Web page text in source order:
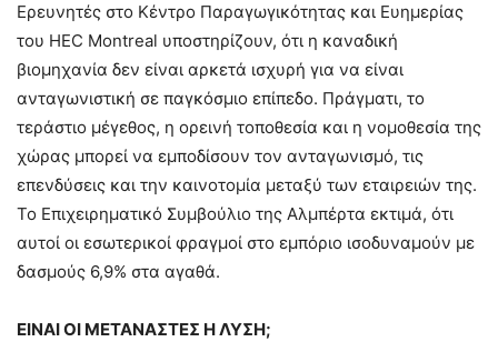
Ερευνητές στο Κέντρο Παραγωγικότητας και Ευημερίας
του HEC Montreal υποστηρίζουν, ότι η καναδική
βιομηχανία δεν είναι αρκετά ισχυρή για να είναι
ανταγωνιστική σε παγκόσμιο επίπεδο. Πράγματι, το
τεράστιο μέγεθος, η ορεινή τοποθεσία και η νομοθεσία της
χώρας μπορεί να εμποδίσουν τον ανταγωνισμό, τις
επενδύσεις και την καινοτομία μεταξύ των εταιρειών της.
Το Επιχειρηματικό Συμβούλιο της Αλμπέρτα εκτιμά, ότι
αυτοί οι εσωτερικοί φραγμοί στο εμπόριο ισοδυναμούν με
δασμούς 6,9% στα αγαθά.
ΕΙΝΑΙ ΟΙ ΜΕΤΑΝΑΣΤΕΣ Η ΛΥΣΗ;